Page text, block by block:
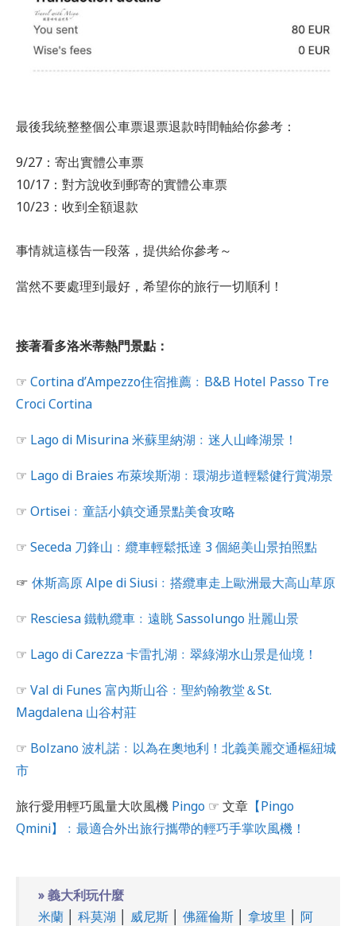
最後我統整整個公車票退票退款時間軸給你參考：
9/27：寄出實體公車票
10/17：對方說收到郵寄的實體公車票
10/23：收到全額退款
事情就這樣告一段落，提供給你參考～
當然不要處理到最好，希望你的旅行一切順利！
接著看多洛米蒂熱門景點：
☞ Cortina d’Ampezzo住宿推薦﹕B&B Hotel Passo Tre
Croci Cortina
☞ Lago di Misurina 米蘇里納湖﹕迷人山峰湖景！
☞ Lago di Braies 布萊埃斯湖﹕環湖步道輕鬆健行賞湖景
☞ Ortisei﹕童話小鎮交通景點美食攻略
☞ Seceda 刀鋒山﹕纜車輕鬆抵達 3 個絕美山景拍照點
☞ 休斯高原 Alpe di Siusi﹕搭纜車走上歐洲最大高山草原
☞ Resciesa 鐵軌纜車﹕遠眺 Sassolungo 壯麗山景
☞ Lago di Carezza 卡雷扎湖﹕翠綠湖水山景是仙境！
☞ Val di Funes 富內斯山谷﹕聖約翰教堂＆St.
Magdalena 山谷村莊
☞ Bolzano 波札諾﹕以為在奧地利！北義美麗交通樞紐城
市
旅行愛用輕巧風量大吹風機 Pingo ☞ 文章 【Pingo
Qmini】﹕最適合外出旅行攜帶的輕巧手掌吹風機！
» 義大利玩什麼
米蘭
科莫湖 威尼斯 佛羅倫斯 拿坡里
阿